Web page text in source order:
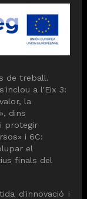
de treball.
a l'Eix 3:
la
dins
protegir
i 6C:
el
finals del
d'innovació i